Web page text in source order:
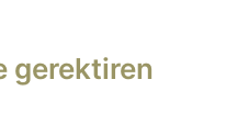
gerektiren